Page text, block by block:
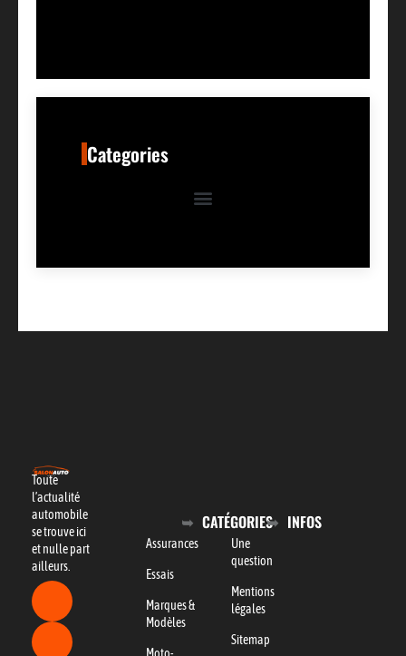
Categories
Toute
l’actualité
automobile
se trouve ici
et nulle part
ailleurs.
CATÉGORIES
Assurances
Essais
Marques &
Modèles
Moto-
INFOS
Une
question
Mentions
légales
Sitemap